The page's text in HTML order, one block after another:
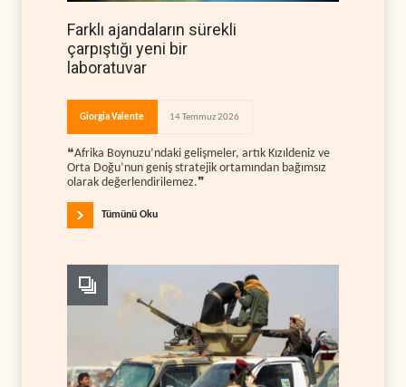
Farklı ajandaların sürekli
çarpıştığı yeni bir
laboratuvar
Giorgia Valente 14 Temmuz 2026
❝Afrika Boynuzu’ndaki gelişmeler, artık Kızıldeniz ve
Orta Doğu’nun geniş stratejik ortamından bağımsız
olarak değerlendirilemez.❞
Tümünü Oku